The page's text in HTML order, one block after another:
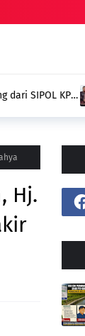
Sambut
Hj.